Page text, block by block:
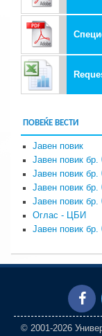
ПОВЕЌЕ ВЕСТИ
Јавен повик
Јавен повик бр.
Јавен повик бр.
Јавен повик бр.
Јавен повик бр.
Оглас - ЦБИ
Јавен повик бр.
© 2001-2026